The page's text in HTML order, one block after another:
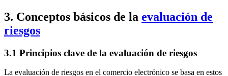
3. Conceptos básicos de la evaluación de
riesgos
3.1 Principios clave de la evaluación de riesgos
La evaluación de riesgos en el comercio electrónico se basa en estos